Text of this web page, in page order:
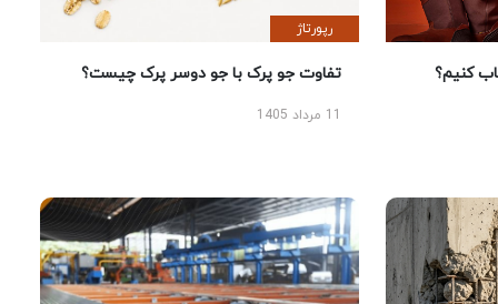
کنیم؟
رپورتاژ
تفاوت جو پرک با جو دوسر پرک چیست؟